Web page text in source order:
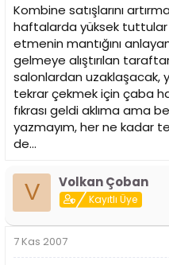
Kombine satışlarını
haftalarda yüksek tuttular
etmenin mantığını
gelmeye alıştırılan
salonlardan uzaklaşacak,
tekrar çekmek için çaba
fıkrası geldi aklıma ama
yazmayım, her ne kadar
de...
V Volkan Çoban
Kayıtlı Üye
7 Kas 2007